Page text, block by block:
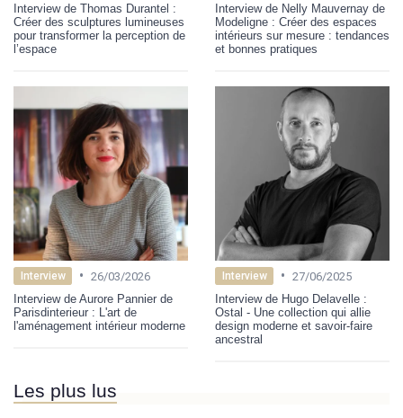
Interview de Thomas Durantel :
Créer des sculptures lumineuses
pour transformer la perception de
l’espace
Interview de Nelly Mauvernay de
Modeligne : Créer des espaces
intérieurs sur mesure : tendances
et bonnes pratiques
Interview • 26/03/2026
Interview de Aurore Pannier de
Parisdinterieur : L'art de
l'aménagement intérieur moderne
Interview • 27/06/2025
Interview de Hugo Delavelle :
Ostal - Une collection qui allie
design moderne et savoir-faire
ancestral
Les plus lus